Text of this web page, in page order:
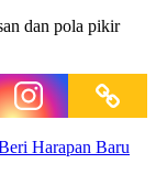
dan pola pikir
Harapan Baru